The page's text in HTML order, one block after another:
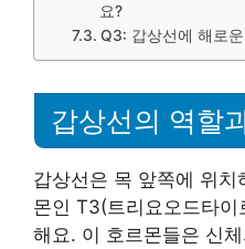
요?
Q3: 갑상선에 해로
갑상선의 역할
갑상선은 목 앞쪽에 위
몬인 T3(트리요오드타
해요. 이 호르몬들은 신